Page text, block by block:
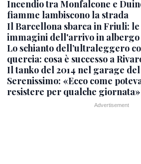
Incendio tra Monfalcone e
fiamme lambiscono la strada
Il Barcellona sbarca in Friuli: le
immagini dell'arrivo in albergo
Lo schianto dell’ultraleggero
quercia: cosa è successo a
Il tanko del 2014 nel garage del
Serenissimo: «Ecco come
resistere per qualche giornata»